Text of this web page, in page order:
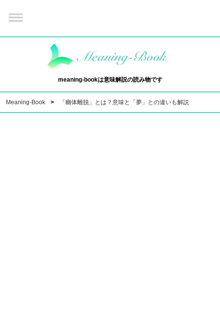
meaning-bookは意味解説の読み物です
Meaning-Book 「幽体離脱」とは？意味と「夢」との違いも解説